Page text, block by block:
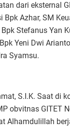
dari eksternal
Bpk Azhar, SM
Stefanus Yan
Yeni Dwi
Syamsu.
S.I.K. Saat di
obvitnas GITET
Alhamdulillah